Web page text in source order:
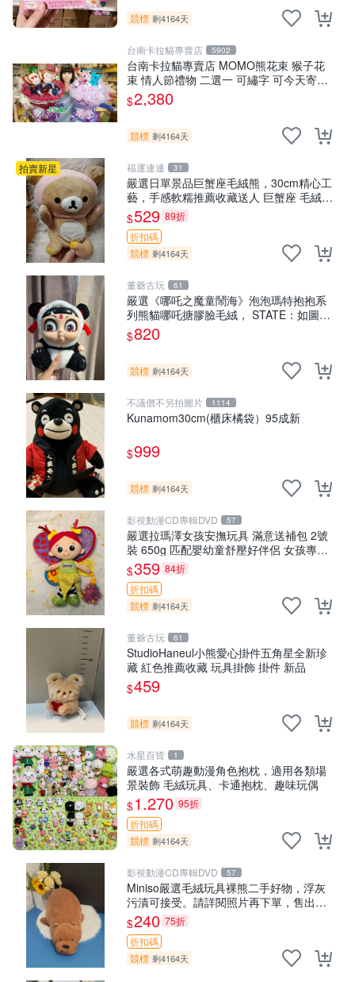
競標 剩4164天
台南卡拉貓專賣店 5902
台南卡拉貓專賣店 MOMO熊花束 猴子花
束 情人節禮物 二選一 可繡字 可今天寄明
天到
$2,380
競標 剩4164天
拍賣新星 福運連連 31
嚴選日單景品巨蟹座毛絨熊，30cm精心工
藝，手感軟糯推薦收藏送人 巨蟹座 毛絨玩
具 精緻做工
$529 89折
折扣碼
競標 剩4164天
董爺古玩 61
嚴選《哪吒之魔童鬧海》泡泡瑪特抱抱系
列熊貓哪吒搪膠臉毛絨， STATE：如圖顯
示 哪吒 毛絨公仔 泡泡瑪特
$820
競標 剩4164天
不議價不另拍圖片 1114
Kunamom30cm(櫃床橘袋）95成新
$999
競標 剩4164天
影視動漫CD專輯DVD 57
嚴選拉瑪澤女孩安撫玩具 滿意送補包 2號
裝 650g 匹配嬰幼童舒壓好伴侶 女孩專用
安心選擇 安撫玩偶 衝包 玩具
$359 84折
折扣碼
競標 剩4164天
董爺古玩 61
StudioHaneul小熊愛心掛件五角星全新珍
藏 紅色推薦收藏 玩具掛飾 掛件 新品
$459
競標 剩4164天
水星百貨 1
嚴選各式萌趣動漫角色抱枕，適用各類場
景裝飾 毛絨玩具、卡通抱枕、趣味玩偶
$1,270 95折
折扣碼
競標 剩4164天
影視動漫CD專輯DVD 57
Miniso嚴選毛絨玩具裸熊二手好物，浮灰
污漬可接受。請詳閱照片再下單，售出不
退不換。全新品相收藏推薦。 裸熊 毛絨玩
具 收藏
$240 75折
折扣碼
競標 剩4164天